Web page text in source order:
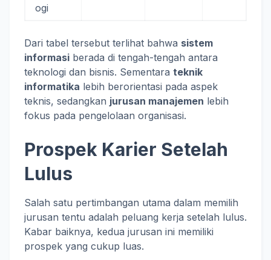
ogi
Dari tabel tersebut terlihat bahwa sistem
informasi berada di tengah-tengah antara
teknologi dan bisnis. Sementara teknik
informatika lebih berorientasi pada aspek
teknis, sedangkan jurusan manajemen lebih
fokus pada pengelolaan organisasi.
Prospek Karier Setelah
Lulus
Salah satu pertimbangan utama dalam memilih
jurusan tentu adalah peluang kerja setelah lulus.
Kabar baiknya, kedua jurusan ini memiliki
prospek yang cukup luas.